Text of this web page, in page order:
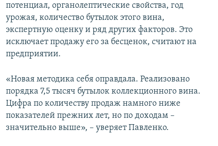
потенциал, органолептические свойства, год
урожая, количество бутылок этого вина,
экспертную оценку и ряд других факторов. Это
исключает продажу его за бесценок, считают на
предприятии.
«Новая методика себя оправдала. Реализовано
порядка 7,5 тысяч бутылок коллекционного вина.
Цифра по количеству продаж намного ниже
показателей прежних лет, но по доходам –
значительно выше», – уверяет Павленко.